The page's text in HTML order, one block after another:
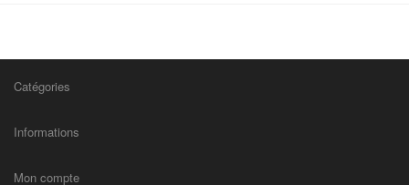
Catégories
Informations
Mon compte